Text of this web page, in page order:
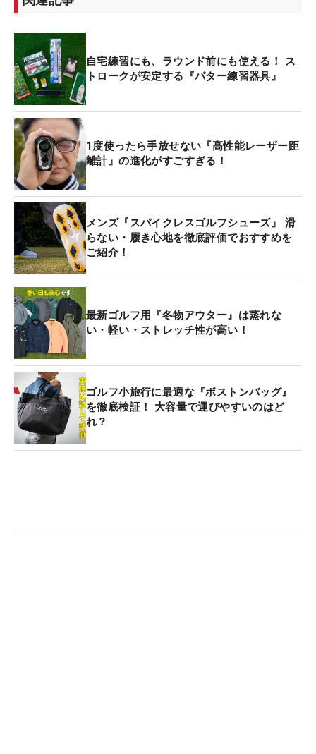
自宅練習にも、ラウンド前にも使える！ ス
トロークが安定する『パター練習器具』
1度使ったら手放せない『高性能レーザー距
離計』の進化がすごすぎる！
メンズ『スパイクレスゴルフシューズ』 滑
らない・履き心地を徹底評価でおすすめを
ご紹介！
最新ゴルフ用『冬物アウター』は蒸れな
い・軽い・ストレッチ性が高い！
ゴルフ小旅行に最適な『ボストンバッグ』
を徹底検証！ 大容量で運びやすいのはど
れ？